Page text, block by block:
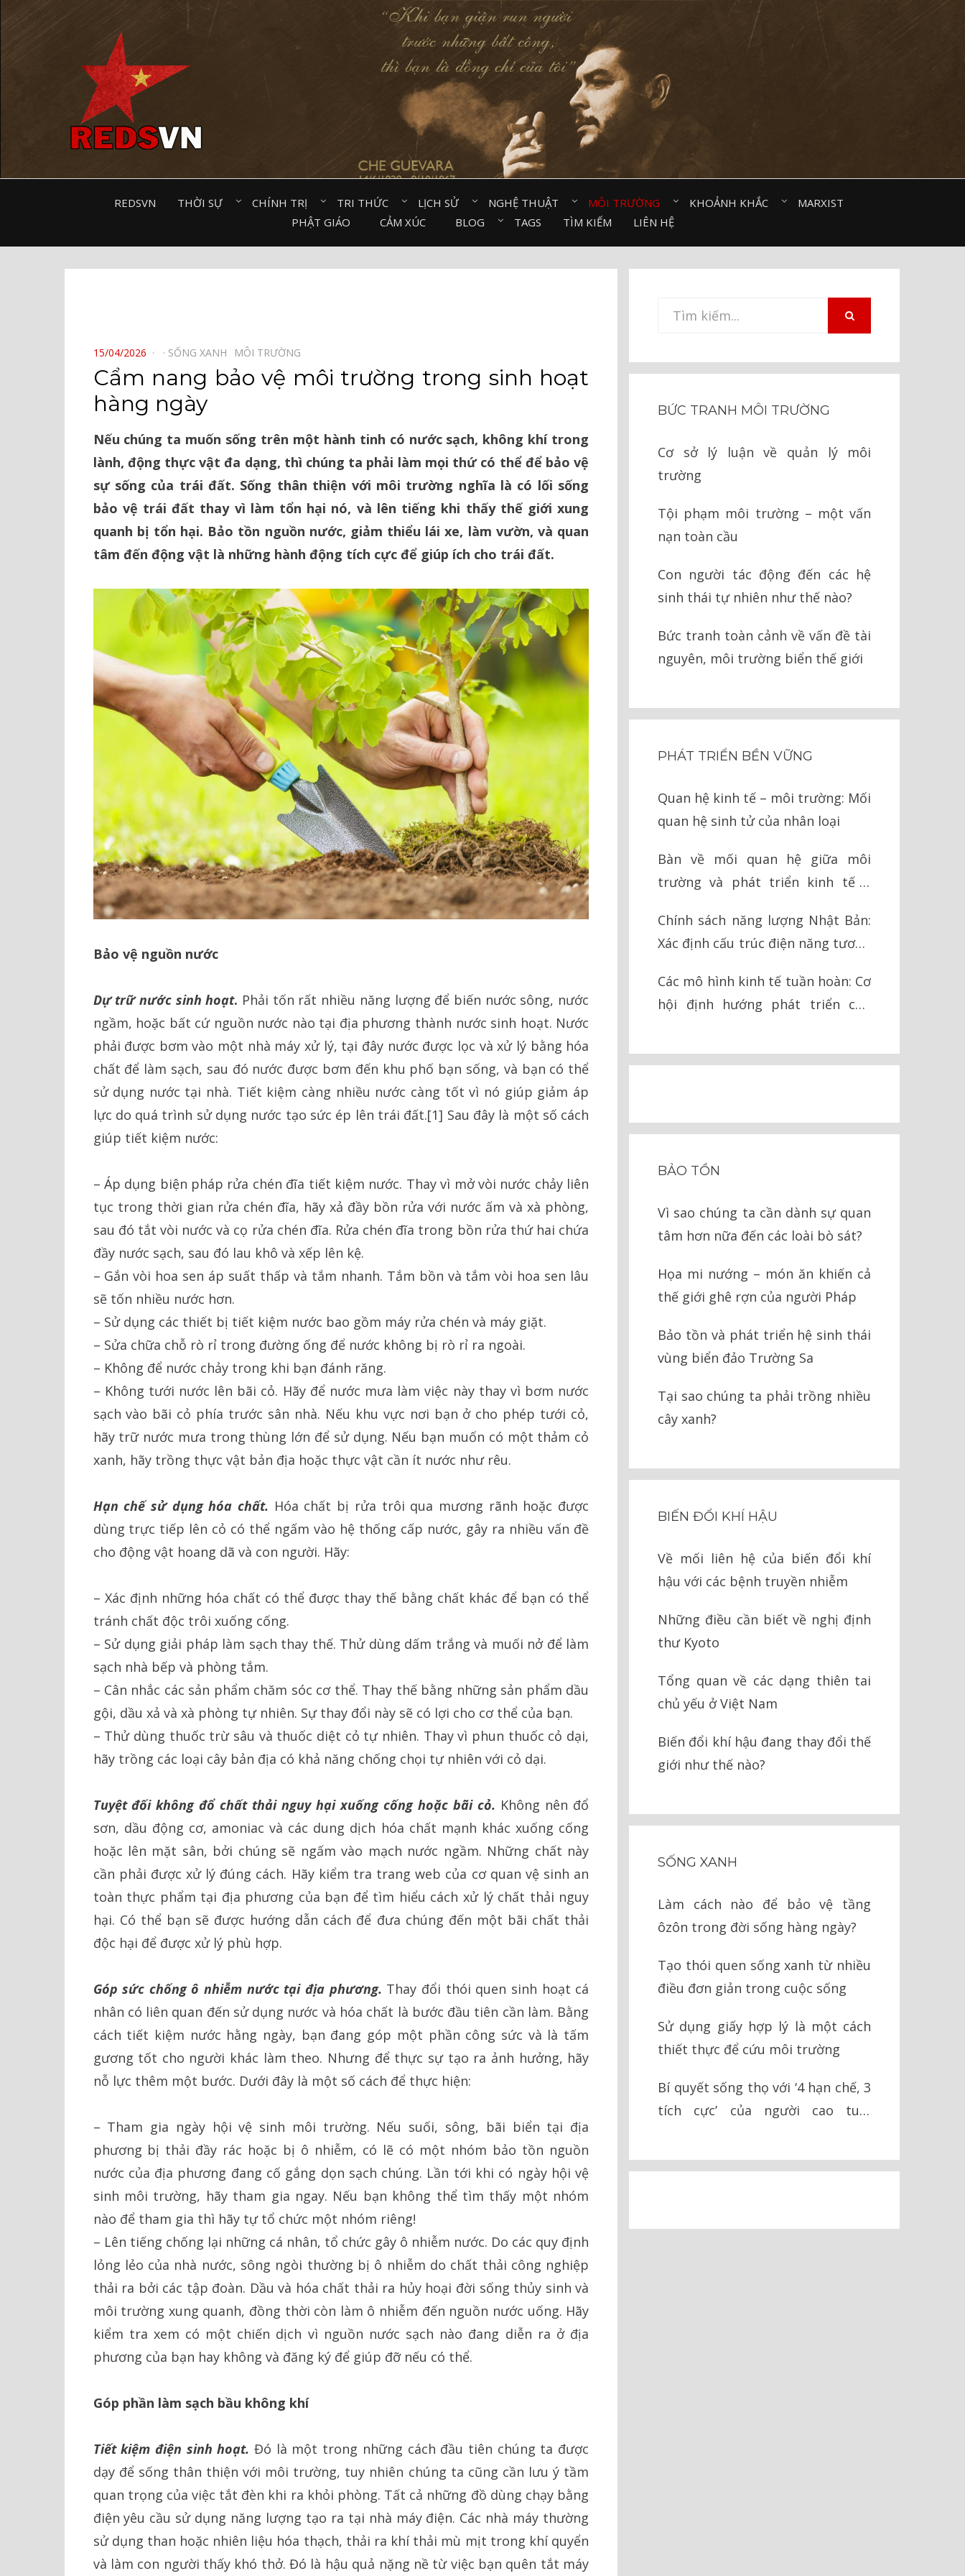
REDSVN THỜI SỰ⠀ CHÍNH TRỊ⠀ TRI THỨC⠀ LỊCH SỬ⠀ NGHỆ THUẬT⠀ MÔI TRƯỜNG⠀ KHOẢNH KHẮC⠀
MARXIST⠀
PHẬT GIÁO⠀
CẢM XÚC⠀ BLOG⠀ TAGS TÌM KIẾM LIÊN HỆ
POSTED
ON
15/04/2026 SỐNG XANH⠀ MÔI TRƯỜNG⠀
Cẩm nang bảo vệ môi trường trong sinh hoạt
hàng ngày
Nếu chúng ta muốn sống trên một hành tinh có nước sạch, không khí trong
lành, động thực vật đa dạng, thì chúng ta phải làm mọi thứ có thể để bảo vệ
sự sống của trái đất. Sống thân thiện với môi trường nghĩa là có lối sống
bảo vệ trái đất thay vì làm tổn hại nó, và lên tiếng khi thấy thế giới xung
quanh bị tổn hại. Bảo tồn nguồn nước, giảm thiểu lái xe, làm vườn, và quan
tâm đến động vật là những hành động tích cực để giúp ích cho trái đất.
Bảo vệ nguồn nước
Dự trữ nước sinh hoạt. Phải tốn rất nhiều năng lượng để biến nước sông, nước
ngầm, hoặc bất cứ nguồn nước nào tại địa phương thành nước sinh hoạt. Nước
phải được bơm vào một nhà máy xử lý, tại đây nước được lọc và xử lý bằng hóa
chất để làm sạch, sau đó nước được bơm đến khu phố bạn sống, và bạn có thể
sử dụng nước tại nhà. Tiết kiệm càng nhiều nước càng tốt vì nó giúp giảm áp
lực do quá trình sử dụng nước tạo sức ép lên trái đất.[1] Sau đây là một số cách
giúp tiết kiệm nước:
– Áp dụng biện pháp rửa chén đĩa tiết kiệm nước. Thay vì mở vòi nước chảy liên
tục trong thời gian rửa chén đĩa, hãy xả đầy bồn rửa với nước ấm và xà phòng,
sau đó tắt vòi nước và cọ rửa chén đĩa. Rửa chén đĩa trong bồn rửa thứ hai chứa
đầy nước sạch, sau đó lau khô và xếp lên kệ.
– Gắn vòi hoa sen áp suất thấp và tắm nhanh. Tắm bồn và tắm vòi hoa sen lâu
sẽ tốn nhiều nước hơn.
– Sử dụng các thiết bị tiết kiệm nước bao gồm máy rửa chén và máy giặt.
– Sửa chữa chỗ rò rỉ trong đường ống để nước không bị rò rỉ ra ngoài.
– Không để nước chảy trong khi bạn đánh răng.
– Không tưới nước lên bãi cỏ. Hãy để nước mưa làm việc này thay vì bơm nước
sạch vào bãi cỏ phía trước sân nhà. Nếu khu vực nơi bạn ở cho phép tưới cỏ,
hãy trữ nước mưa trong thùng lớn để sử dụng. Nếu bạn muốn có một thảm cỏ
xanh, hãy trồng thực vật bản địa hoặc thực vật cần ít nước như rêu.
Hạn chế sử dụng hóa chất. Hóa chất bị rửa trôi qua mương rãnh hoặc được
dùng trực tiếp lên cỏ có thể ngấm vào hệ thống cấp nước, gây ra nhiều vấn đề
cho động vật hoang dã và con người. Hãy:
– Xác định những hóa chất có thể được thay thế bằng chất khác để bạn có thể
tránh chất độc trôi xuống cống.
– Sử dụng giải pháp làm sạch thay thế. Thử dùng dấm trắng và muối nở để làm
sạch nhà bếp và phòng tắm.
– Cân nhắc các sản phẩm chăm sóc cơ thể. Thay thế bằng những sản phẩm dầu
gội, dầu xả và xà phòng tự nhiên. Sự thay đổi này sẽ có lợi cho cơ thể của bạn.
– Thử dùng thuốc trừ sâu và thuốc diệt cỏ tự nhiên. Thay vì phun thuốc cỏ dại,
hãy trồng các loại cây bản địa có khả năng chống chọi tự nhiên với cỏ dại.
Tuyệt đối không đổ chất thải nguy hại xuống cống hoặc bãi cỏ. Không nên đổ
sơn, dầu động cơ, amoniac và các dung dịch hóa chất mạnh khác xuống cống
hoặc lên mặt sân, bởi chúng sẽ ngấm vào mạch nước ngầm. Những chất này
cần phải được xử lý đúng cách. Hãy kiểm tra trang web của cơ quan vệ sinh an
toàn thực phẩm tại địa phương của bạn để tìm hiểu cách xử lý chất thải nguy
hại. Có thể bạn sẽ được hướng dẫn cách để đưa chúng đến một bãi chất thải
độc hại để được xử lý phù hợp.
Góp sức chống ô nhiễm nước tại địa phương. Thay đổi thói quen sinh hoạt cá
nhân có liên quan đến sử dụng nước và hóa chất là bước đầu tiên cần làm. Bằng
cách tiết kiệm nước hằng ngày, bạn đang góp một phần công sức và là tấm
gương tốt cho người khác làm theo. Nhưng để thực sự tạo ra ảnh hưởng, hãy
nỗ lực thêm một bước. Dưới đây là một số cách để thực hiện:
– Tham gia ngày hội vệ sinh môi trường. Nếu suối, sông, bãi biển tại địa
phương bị thải đầy rác hoặc bị ô nhiễm, có lẽ có một nhóm bảo tồn nguồn
nước của địa phương đang cố gắng dọn sạch chúng. Lần tới khi có ngày hội vệ
sinh môi trường, hãy tham gia ngay. Nếu bạn không thể tìm thấy một nhóm
nào để tham gia thì hãy tự tổ chức một nhóm riêng!
– Lên tiếng chống lại những cá nhân, tổ chức gây ô nhiễm nước. Do các quy định
lỏng lẻo của nhà nước, sông ngòi thường bị ô nhiễm do chất thải công nghiệp
thải ra bởi các tập đoàn. Dầu và hóa chất thải ra hủy hoại đời sống thủy sinh và
môi trường xung quanh, đồng thời còn làm ô nhiễm đến nguồn nước uống. Hãy
kiểm tra xem có một chiến dịch vì nguồn nước sạch nào đang diễn ra ở địa
phương của bạn hay không và đăng ký để giúp đỡ nếu có thể.
Góp phần làm sạch bầu không khí
Tiết kiệm điện sinh hoạt. Đó là một trong những cách đầu tiên chúng ta được
dạy để sống thân thiện với môi trường, tuy nhiên chúng ta cũng cần lưu ý tầm
quan trọng của việc tắt đèn khi ra khỏi phòng. Tất cả những đồ dùng chạy bằng
điện yêu cầu sử dụng năng lượng tạo ra tại nhà máy điện. Các nhà máy thường
sử dụng than hoặc nhiên liệu hóa thạch, thải ra khí thải mù mịt trong khí quyển
và làm con người thấy khó thở. Đó là hậu quả nặng nề từ việc bạn quên tắt máy
Tìm
BỨC TRANH MÔI TRƯỜNG
Cơ sở lý luận về quản lý môi
trường
Tội phạm môi trường – một vấn
nạn toàn cầu
Con người tác động đến các hệ
sinh thái tự nhiên như thế nào?
Bức tranh toàn cảnh về vấn đề tài
nguyên, môi trường biển thế giới
PHÁT TRIỂN BỀN VỮNG
Quan hệ kinh tế – môi trường: Mối
quan hệ sinh tử của nhân loại
Bàn về mối quan hệ giữa môi
trường và phát triển kinh tế ở
Chính sách năng lượng Nhật Bản:
Xác định cấu trúc điện năng tương
Các mô hình kinh tế tuần hoàn: Cơ
hội định hướng phát triển cho
BẢO TỒN
Vì sao chúng ta cần dành sự quan
tâm hơn nữa đến các loài bò sát?
Họa mi nướng – món ăn khiến cả
thế giới ghê rợn của người Pháp
Bảo tồn và phát triển hệ sinh thái
vùng biển đảo Trường Sa
Tại sao chúng ta phải trồng nhiều
cây xanh?
BIẾN ĐỔI KHÍ HẬU
Về mối liên hệ của biến đổi khí
hậu với các bệnh truyền nhiễm
Những điều cần biết về nghị định
thư Kyoto
Tổng quan về các dạng thiên tai
chủ yếu ở Việt Nam
Biến đổi khí hậu đang thay đổi thế
giới như thế nào?
SỐNG XANH
Làm cách nào để bảo vệ tầng
ôzôn trong đời sống hàng ngày?
Tạo thói quen sống xanh từ nhiều
điều đơn giản trong cuộc sống
Sử dụng giấy hợp lý là một cách
thiết thực để cứu môi trường
Bí quyết sống thọ với ‘4 hạn chế, 3
tích cực’ của người cao tuổi